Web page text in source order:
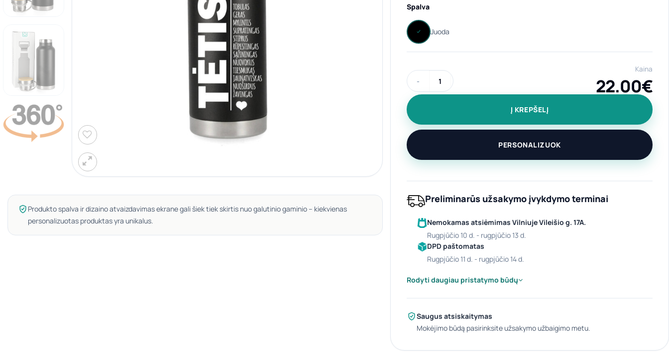
Produkto spalva ir dizaino atvaizdavimas ekrane gali šiek tiek skirtis nuo galutinio gaminio – kiekvienas
personalizuotas produktas yra unikalus.
Spalva
produkto kiekis: Nerūdijančio plieno gertuvė "Tobulas tėtis"
Kaina
22.00€
Į KREPŠELĮ
PERSONALIZUOK
Preliminarūs užsakymo įvykdymo terminai
Nemokamas atsiėmimas Vilniuje Vileišio g. 17A.
rugpjūčio 10 d. - rugpjūčio 13 d.
DPD paštomatas
rugpjūčio 11 d. - rugpjūčio 14 d.
Rodyti daugiau pristatymo būdų
Saugus atsiskaitymas
Mokėjimo būdą pasirinksite užsakymo užbaigimo metu.